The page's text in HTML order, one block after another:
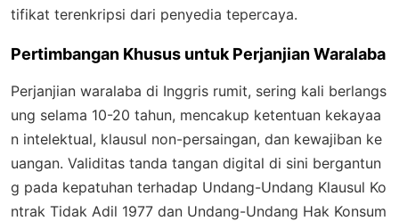
tifikat terenkripsi dari penyedia tepercaya.
Pertimbangan Khusus untuk Perjanjian Waralaba
Perjanjian waralaba di Inggris rumit, sering kali berlangs
ung selama 10-20 tahun, mencakup ketentuan kekayaa
n intelektual, klausul non-persaingan, dan kewajiban ke
uangan. Validitas tanda tangan digital di sini bergantun
g pada kepatuhan terhadap Undang-Undang Klausul Ko
ntrak Tidak Adil 1977 dan Undang-Undang Hak Konsum